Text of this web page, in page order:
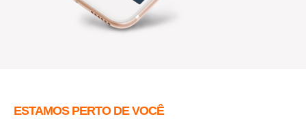
ESTAMOS PERTO DE VOCÊ